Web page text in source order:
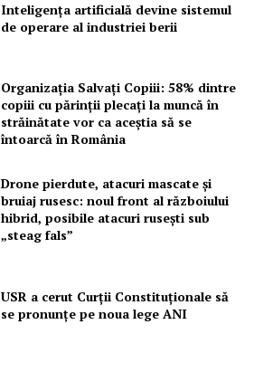
Inteligența artificială devine sistemul
de operare al industriei berii
Organizația Salvați Copiii: 58% dintre
copiii cu părinții plecați la muncă în
străinătate vor ca aceștia să se
întoarcă în România
Drone pierdute, atacuri mascate și
bruiaj rusesc: noul front al războiului
hibrid, posibile atacuri rusești sub
„steag fals”
USR a cerut Curții Constituționale să
se pronunțe pe noua lege ANI